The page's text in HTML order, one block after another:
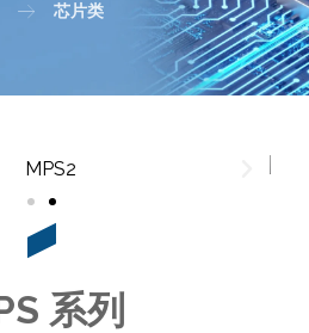
芯片类
系列